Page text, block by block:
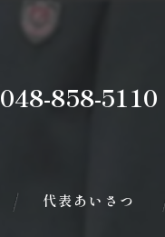
048-858-5110
代表あいさつ